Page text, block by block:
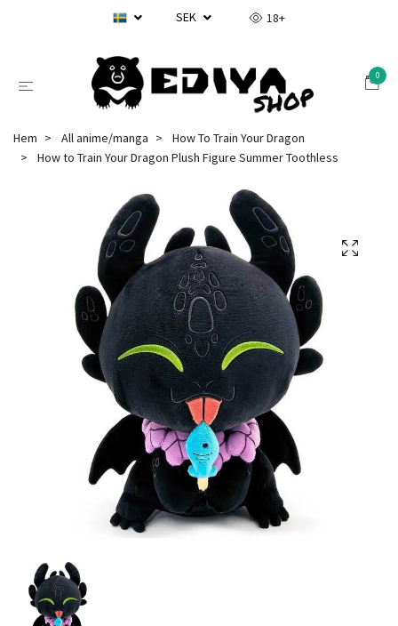
SEK 18+
0
Hem All anime/manga
How To Train Your Dragon
How to Train Your Dragon Plush Figure Summer Toothless